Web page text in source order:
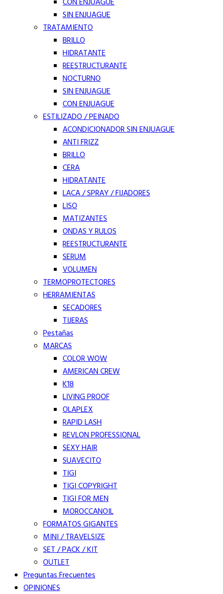
SIN ENJUAGUE
TRATAMIENTO
BRILLO
HIDRATANTE
REESTRUCTURANTE
NOCTURNO
SIN ENJUAGUE
CON ENJUAGUE
ESTILIZADO / PEINADO
ACONDICIONADOR SIN ENJUAGUE
ANTI FRIZZ
BRILLO
CERA
HIDRATANTE
LACA / SPRAY / FIJADORES
LISO
MATIZANTES
ONDAS Y RULOS
REESTRUCTURANTE
SERUM
VOLUMEN
TERMOPROTECTORES
HERRAMIENTAS
SECADORES
TIJERAS
Pestañas
MARCAS
COLOR WOW
AMERICAN CREW
K18
LIVING PROOF
OLAPLEX
RAPID LASH
REVLON PROFESSIONAL
SEXY HAIR
SUAVECITO
TIGI
TIGI COPYRIGHT
TIGI FOR MEN
MOROCCANOIL
FORMATOS GIGANTES
MINI / TRAVELSIZE
SET / PACK / KIT
OUTLET
Preguntas Frecuentes
OPINIONES